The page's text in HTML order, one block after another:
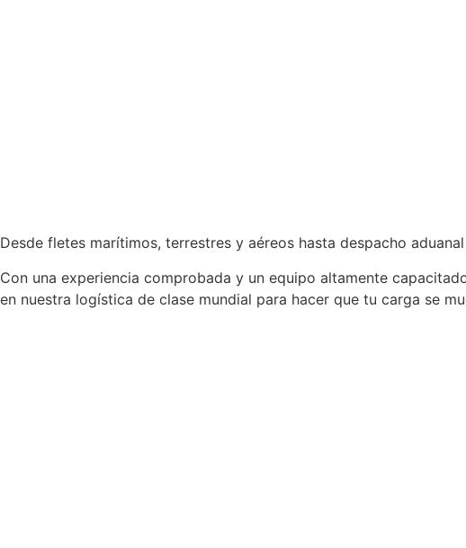
Desde fletes marítimos, terrestres y aéreos hasta despacho
Con una experiencia comprobada y un equipo altamente
en nuestra logística de clase mundial para hacer que tu carga se